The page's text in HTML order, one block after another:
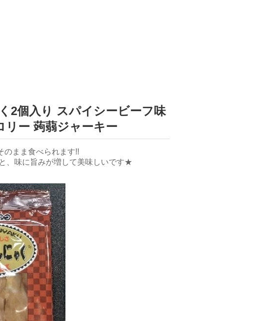
2個入り スパイシービーフ味
ー 蒟蒻ジャーキー
のまま食べられます!!
、味に旨みが増して美味しいです★